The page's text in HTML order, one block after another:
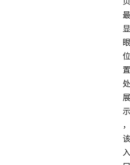
最
显
眼
位
置
处
展
示
，
该
入